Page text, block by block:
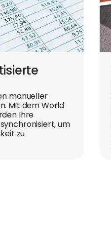
manueller
Mit dem World
Ihre
um
zu